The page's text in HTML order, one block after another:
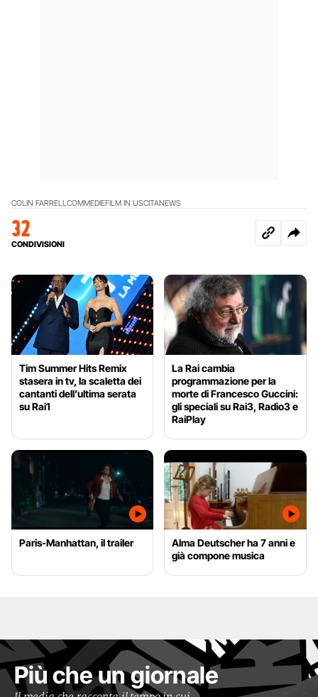
COLIN FARRELLCOMMEDIEFILM IN USCITANEWS
32
CONDIVISIONI
Tim Summer Hits Remix
stasera in tv, la scaletta dei
cantanti dell’ultima serata
su Rai1
La Rai cambia
programmazione per la
morte di Francesco Guccini:
gli speciali su Rai3, Radio3 e
RaiPlay
Paris-Manhattan, il trailer
Alma Deutscher ha 7 anni e
già compone musica
Più che un giornale